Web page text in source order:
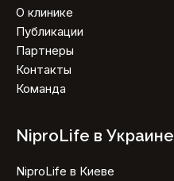
О клинике
Публикации
Партнеры
Контакты
Команда
NiproLife в Украине
NiproLife в Киеве